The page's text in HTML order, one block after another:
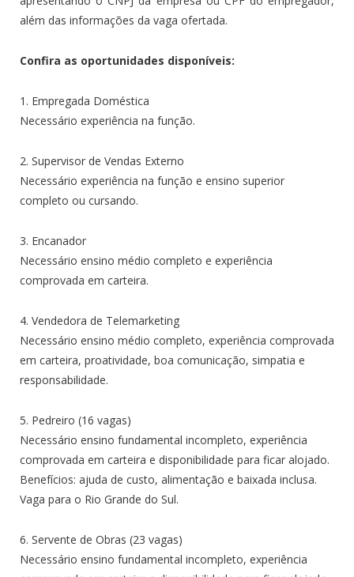
além das informações da vaga ofertada.
Confira as oportunidades disponíveis:
1. Empregada Doméstica
Necessário experiência na função.
2. Supervisor de Vendas Externo
Necessário experiência na função e ensino superior
completo ou cursando.
3. Encanador
Necessário ensino médio completo e experiência
comprovada em carteira.
4. Vendedora de Telemarketing
Necessário ensino médio completo, experiência comprovada
em carteira, proatividade, boa comunicação, simpatia e
responsabilidade.
5. Pedreiro (16 vagas)
Necessário ensino fundamental incompleto, experiência
comprovada em carteira e disponibilidade para ficar alojado.
Benefícios: ajuda de custo, alimentação e baixada inclusa.
Vaga para o Rio Grande do Sul.
6. Servente de Obras (23 vagas)
Necessário ensino fundamental incompleto, experiência